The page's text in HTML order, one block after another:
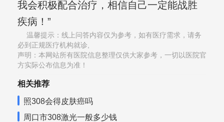
我会积极配合治疗，相信自己一定能战胜
疾病！”
温馨提示：线上问答内容仅为参考，如有医疗需求，请务
必到正规医疗机构就诊,
声明：本网站所有医院信息整理仅供大家参考，一切以医院官
方实际公布信息为准！
相关推荐
照308会得皮肤癌吗
周口市308激光一般多少钱